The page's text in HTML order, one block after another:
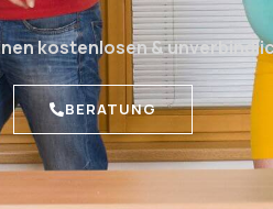
kostenlosen &
BERATUNG